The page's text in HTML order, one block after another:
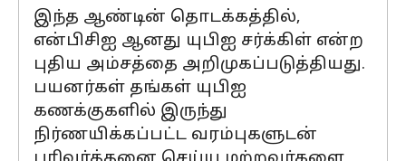
இந்த ஆண்டின் தொடக்கத்தில்,
என்பிசிஐ ஆனது யுபிஐ சர்க்கிள் என்ற
புதிய அம்சத்தை அறிமுகப்படுத்தியது.
பயனர்கள் தங்கள் யுபிஐ
கணக்குகளில் இருந்து
நிர்ணயிக்கப்பட்ட வரம்புகளுடன்